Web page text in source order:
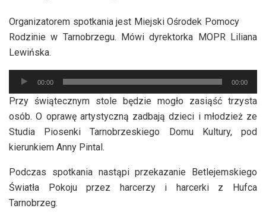
Organizatorem spotkania jest Miejski Ośrodek Pomocy
Rodzinie w Tarnobrzegu. Mówi dyrektorka MOPR Liliana
Lewińska.
Odtwarzacz
plików
dźwiękowych
00:00 00:00
Przy świątecznym stole będzie mogło zasiąść trzysta
osób. O oprawę artystyczną zadbają dzieci i młodzież ze
Studia Piosenki Tarnobrzeskiego Domu Kultury, pod
kierunkiem Anny Pintal.
Podczas spotkania nastąpi przekazanie Betlejemskiego
Światła Pokoju przez harcerzy i harcerki z Hufca
Tarnobrzeg.